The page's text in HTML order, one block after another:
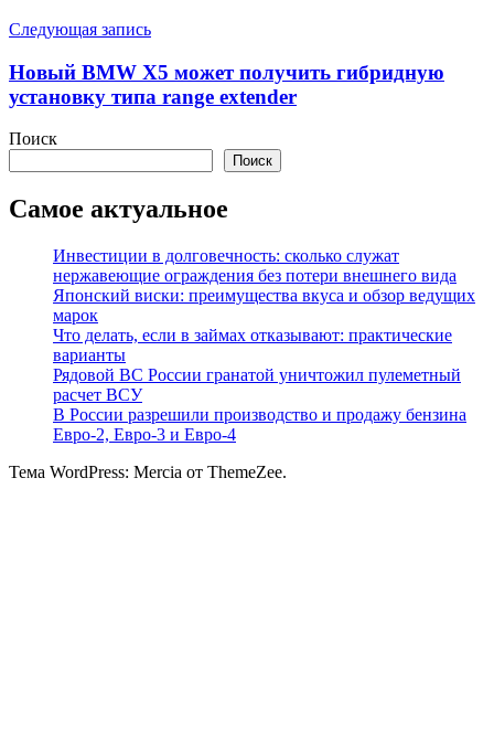
Следующая запись
Новый BMW X5 может получить гибридную
установку типа range extender
Поиск
Поиск
Самое актуальное
Инвестиции в долговечность: сколько служат
нержавеющие ограждения без потери внешнего вида
Японский виски: преимущества вкуса и обзор ведущих
марок
Что делать, если в займах отказывают: практические
варианты
Рядовой ВС России гранатой уничтожил пулеметный
расчет ВСУ
В России разрешили производство и продажу бензина
Евро-2, Евро-3 и Евро-4
Тема WordPress: Mercia от ThemeZee.